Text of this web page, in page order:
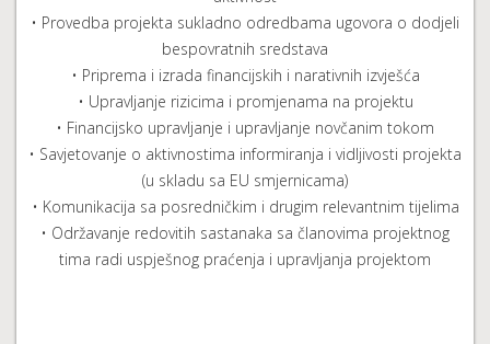
• Provedba projekta sukladno odredbama ugovora o dodjeli
bespovratnih sredstava
• Priprema i izrada financijskih i narativnih izvješća
• Upravljanje rizicima i promjenama na projektu
• Financijsko upravljanje i upravljanje novčanim tokom
• Savjetovanje o aktivnostima informiranja i vidljivosti projekta
(u skladu sa EU smjernicama)
• Komunikacija sa posredničkim i drugim relevantnim tijelima
• Održavanje redovitih sastanaka sa članovima projektnog
tima radi uspješnog praćenja i upravljanja projektom